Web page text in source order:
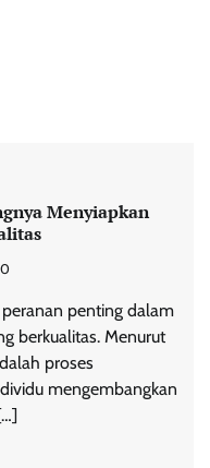
Menyiapkan
0
penting dalam
berkualitas. Menurut
proses
mengembangkan